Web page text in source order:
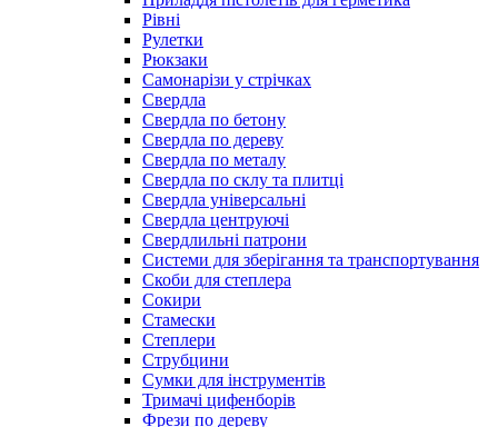
Рівні
Рулетки
Рюкзаки
Самонарізи у стрічках
Свердла
Свердла по бетону
Свердла по дереву
Свердла по металу
Свердла по склу та плитці
Свердла універсальні
Свердла центруючі
Свердлильні патрони
Системи для зберігання та транспортування
Скоби для степлера
Сокири
Стамески
Степлери
Струбцини
Сумки для інструментів
Тримачі цифенборів
Фрези по дереву